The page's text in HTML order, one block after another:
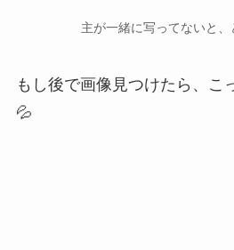
主が一緒に写ってないと
もし後で画像見つけたら、こ
💦